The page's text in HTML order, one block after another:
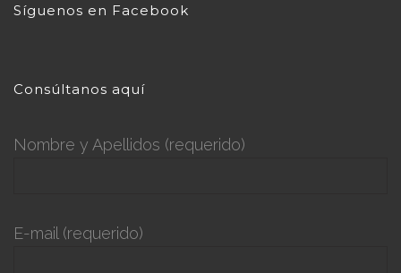
Síguenos en Facebook
Consúltanos aquí
Nombre y Apellidos (requerido)
E-mail (requerido)